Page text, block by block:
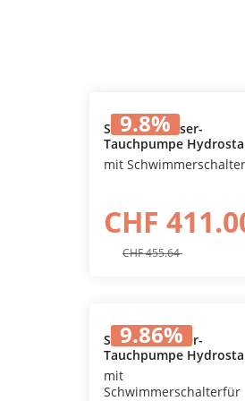
9.8%
In den
Schmutzwasser-
Tauchpumpe
Tiger 90 M
mit Schwimmerschalter
CHF
CHF 455.64
9.86%
In den
Schmutzwasser-
Tauchpumpe
MX 1000 Inox
mit
Schwimmerschalterfür